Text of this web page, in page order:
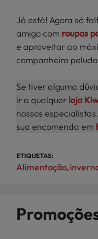
Já está! Agora só
amigo com roupas
e aproveitar ao
companheiro
Se tiver alguma
ir a qualquer loja
nossos
sua encomenda em
ETIQUETAS:
Alimentação,